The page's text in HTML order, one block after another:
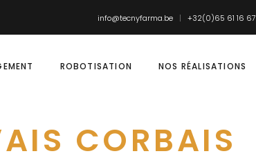
info@tecnyfarma.be +32(0)65 61 16 67
ROBOTISATION NOS RÉALISATIONS
CORBAIS